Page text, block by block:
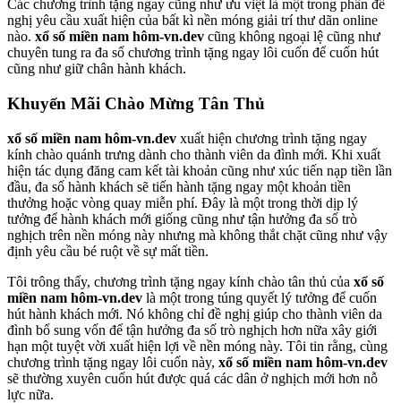
Các chương trình tặng ngay cũng như ưu việt là một trong phần đề
nghị yêu cầu xuất hiện của bất kì nền móng giải trí thư dãn online
nào. xổ số miền nam hôm-vn.dev cũng không ngoại lệ cũng như
chuyên tung ra đa số chương trình tặng ngay lôi cuốn để cuốn hút
cũng như giữ chân hành khách.
Khuyến Mãi Chào Mừng Tân Thủ
xổ số miền nam hôm-vn.dev xuất hiện chương trình tặng ngay
kính chào quánh trưng dành cho thành viên da đình mới. Khi xuất
hiện tác dụng đăng cam kết tài khoản cũng như xúc tiến nạp tiền lần
đầu, đa số hành khách sẽ tiến hành tặng ngay một khoản tiền
thưởng hoặc vòng quay miễn phí. Đây là một trong thời dịp lý
tưởng để hành khách mới giống cũng như tận hưởng đa số trò
nghịch trên nền móng này nhưng mà không thắt chặt cũng như vậy
định yêu cầu bé ruột về sự mất tiền.
Tôi trông thấy, chương trình tặng ngay kính chào tân thủ của xổ số
miền nam hôm-vn.dev là một trong túng quyết lý tưởng để cuốn
hút hành khách mới. Nó không chỉ đề nghị giúp cho thành viên da
đình bổ sung vốn để tận hưởng đa số trò nghịch hơn nữa xây giới
hạn một tuyệt vời xuất hiện lợi về nền móng này. Tôi tin rằng, cùng
chương trình tặng ngay lôi cuốn này, xổ số miền nam hôm-vn.dev
sẽ thường xuyên cuốn hút được quá các dân ở nghịch mới hơn nỗ
lực nữa.